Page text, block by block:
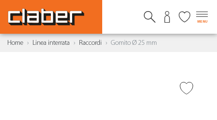
MENU
Home Linea interrata Raccordi Gomito Ø 25 mm